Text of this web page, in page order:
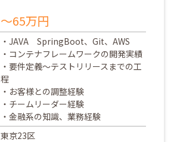
～65万円
・JAVA SpringBoot、Git、AWS
・コンテナフレームワークの開発実績
・要件定義～テストリリースまでの工
程
・お客様との調整経験
・チームリーダー経験
・金融系の知識、業務経験
東京23区